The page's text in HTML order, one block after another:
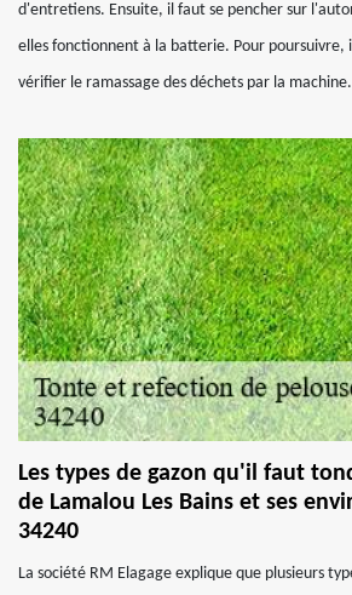
d'entretiens. Ensuite, il faut se pencher sur
elles fonctionnent à la batterie. Pour poursuivre,
vérifier le ramassage des déchets par la machine.
Les types de gazon qu'il faut
de Lamalou Les Bains et ses
34240
La société RM Elagage explique que plusieurs